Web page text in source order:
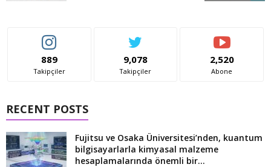
889
Takipçiler
9,078
Takipçiler
2,520
Abone
RECENT POSTS
Fujitsu ve Osaka Üniversitesi’nden, kuantum
bilgisayarlarla kimyasal malzeme
hesaplamalarında önemli bir...